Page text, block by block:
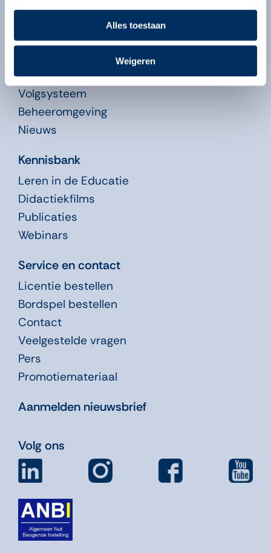
Alles toestaan
Weigeren
Over ons
Over onze programma’s
Begeleiders
Volgsysteem
Beheeromgeving
Nieuws
Kennisbank
Leren in de Educatie
Didactiekfilms
Publicaties
Webinars
Service en contact
Licentie bestellen
Bordspel bestellen
Contact
Veelgestelde vragen
Pers
Promotiemateriaal
Aanmelden nieuwsbrief
Volg ons